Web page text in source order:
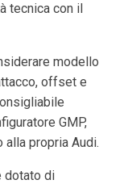
tecnica con il
modello
offset e
GMP,
propria Audi.
dotato di